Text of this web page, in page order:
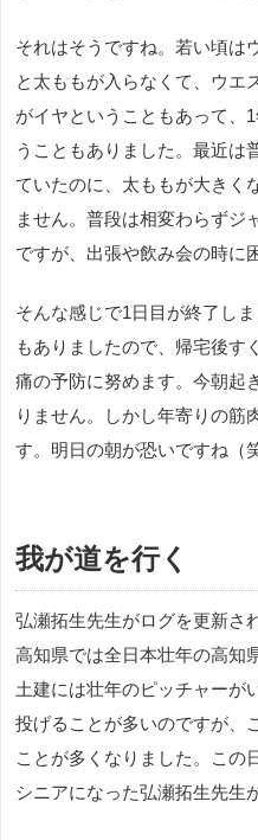
それはそうですね。若い頃は
と太ももが入らなくて、ウエ
がイヤということもあって、
うこともありました。最近は
ていたのに、太ももが大きく
ません。普段は相変わらずジ
ですが、出張や飲み会の時に
そんな感じで1日目が終了し
もありましたので、帰宅後す
痛の予防に努めます。今朝起
りません。しかし年寄りの筋
す。明日の朝が恐いですね（笑
我が道を行く
弘瀬拓生先生がログを更新さ
高知県では全日本壮年の高知
土建には壮年のピッチャーが
投げることが多いのですが、
ことが多くなりました。この
シニアになった弘瀬拓生先生